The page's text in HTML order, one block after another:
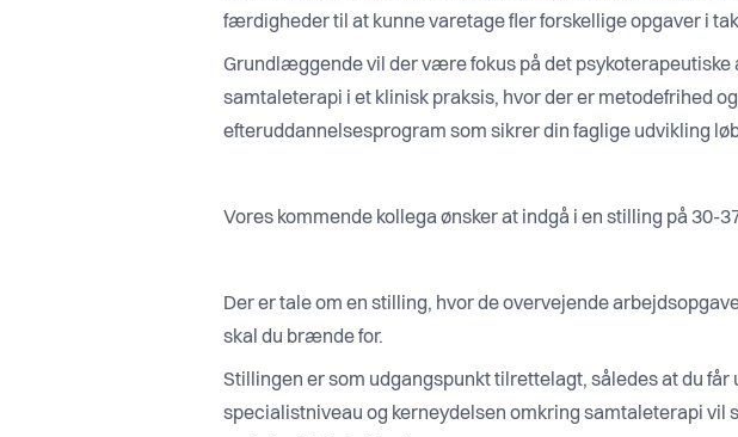
færdigheder til at kunne varetage fler forskellige opgaver i
Grundlæggende vil der være fokus på det psykoterapeutiske
samtaleterapi i et klinisk praksis, hvor der er metodefrihed
efteruddannelsesprogram som sikrer din faglige udvikling
Vores kommende kollega ønsker at indgå i en stilling på
Der er tale om en stilling, hvor de overvejende
skal du brænde for.
Stillingen er som udgangspunkt tilrettelagt, således at du
specialistniveau og kerneydelsen omkring samtaleterapi vil